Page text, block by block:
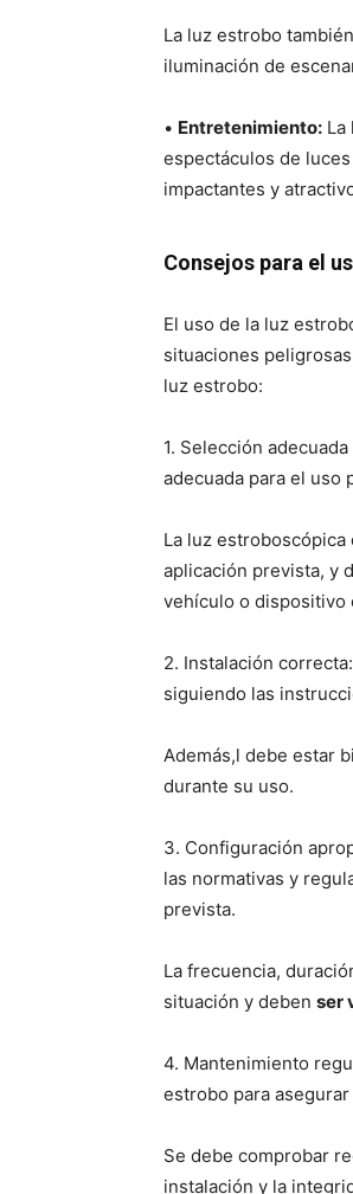
La luz estrobo
iluminación de
• Entretenimiento:
espectáculos de
impactantes y
Consejos para el
El uso de la luz
situaciones
luz estrobo:
1. Selección
adecuada para el uso
La luz
aplicación prevista, y
vehículo o dispositivo
2. Instalación
siguiendo las
Además,l debe estar
durante su uso.
3. Configuración
las normativas y
prevista.
La frecuencia,
situación y deben ser
4. Mantenimiento
estrobo para
Se debe comprobar
instalación y la